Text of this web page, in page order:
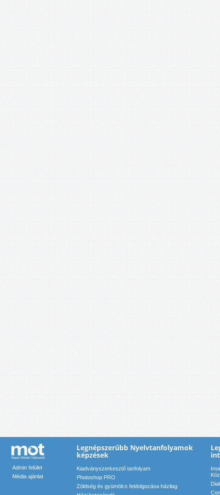
Admin felület
Média ajánlat
Legnépszerűbb Nyelvtanfolyamok
képzések
Kiadványszerkesztő tanfolyam
Photoshop PRO
Zöldség és gyümölcs feldolgozása házilag